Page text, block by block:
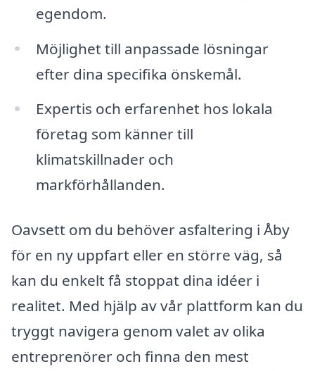
egendom.
Möjlighet till anpassade lösningar
efter dina specifika önskemål.
Expertis och erfarenhet hos lokala
företag som känner till
klimatskillnader och
markförhållanden.
Oavsett om du behöver asfaltering i Åby
för en ny uppfart eller en större väg, så
kan du enkelt få stoppat dina idéer i
realitet. Med hjälp av vår plattform kan du
tryggt navigera genom valet av olika
entreprenörer och finna den mest